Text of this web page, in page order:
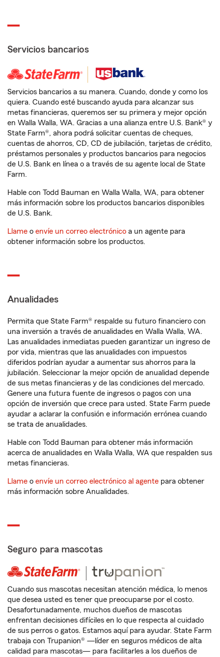
Servicios bancarios
Servicios bancarios a su manera. Cuando, donde y como los
quiera. Cuando esté buscando ayuda para alcanzar sus
metas financieras, queremos ser su primera y mejor opción
en Walla Walla, WA. Gracias a una alianza entre U.S. Bank® y
State Farm®, ahora podrá solicitar cuentas de cheques,
cuentas de ahorros, CD, CD de jubilación, tarjetas de crédito,
préstamos personales y productos bancarios para negocios
de U.S. Bank en línea o a través de su agente local de State
Farm.
Hable con Todd Bauman en Walla Walla, WA, para obtener
más información sobre los productos bancarios disponibles
de U.S. Bank.
Llame o envíe un correo electrónico a un agente para
obtener información sobre los productos.
Anualidades
Permita que State Farm® respalde su futuro financiero con
una inversión a través de anualidades en Walla Walla, WA.
Las anualidades inmediatas pueden garantizar un ingreso de
por vida, mientras que las anualidades con impuestos
diferidos podrían ayudar a aumentar sus ahorros para la
jubilación. Seleccionar la mejor opción de anualidad depende
de sus metas financieras y de las condiciones del mercado.
Genere una futura fuente de ingresos o pagos con una
opción de inversión que crece para usted. State Farm puede
ayudar a aclarar la confusión e información errónea cuando
se trata de anualidades.
Hable con Todd Bauman para obtener más información
acerca de anualidades en Walla Walla, WA que respalden sus
metas financieras.
Llame o envíe un correo electrónico al agente para obtener
más información sobre Anualidades.
Seguro para mascotas
Cuando sus mascotas necesitan atención médica, lo menos
que desea usted es tener que preocuparse por el costo.
Desafortunadamente, muchos dueños de mascotas
enfrentan decisiones difíciles en lo que respecta al cuidado
de sus perros o gatos. Estamos aquí para ayudar. State Farm
trabaja con Trupanion® —líder en seguros médicos de alta
calidad para mascotas— para facilitarles a los dueños de